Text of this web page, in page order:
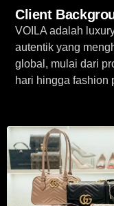
Client
VOILA adalah
autentik yang
global, mulai dari
hari hingga fashion